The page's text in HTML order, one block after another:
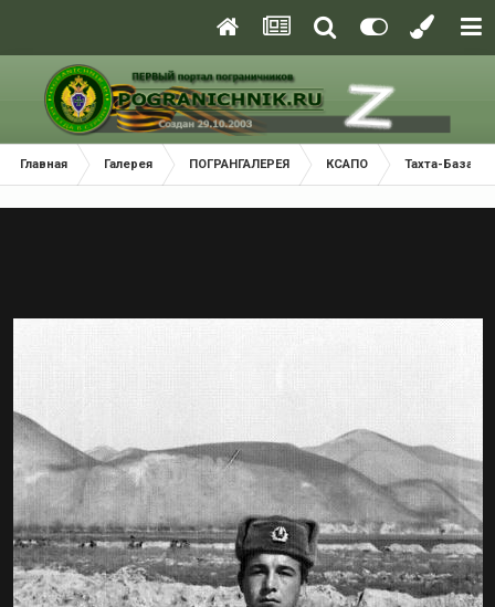
Главная Галерея ПОГРАНГАЛЕРЕЯ КСАПО Тахта-